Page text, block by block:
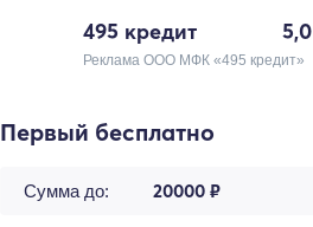
495 кредит 5,0
Реклама ООО МФК «495 кредит»
Первый бесплатно
Сумма до: 20000 ₽